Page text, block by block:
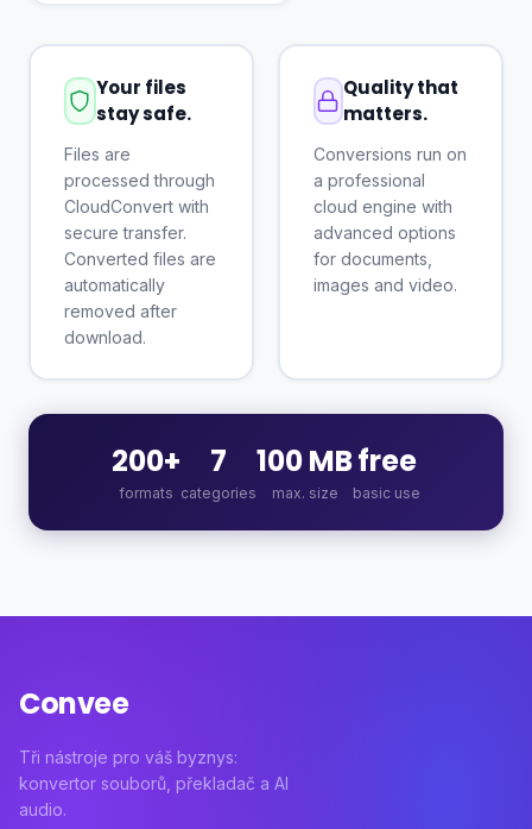
Your files
stay safe.
Files are
processed through
CloudConvert with
secure transfer.
Converted files are
automatically
removed after
download.
Quality that
matters.
Conversions run on
a professional
cloud engine with
advanced options
for documents,
images and video.
200+
formats
7
categories
100 MB
max. size
free
basic use
Convee
Tři nástroje pro váš byznys:
konvertor souborů, překladač a AI
audio.